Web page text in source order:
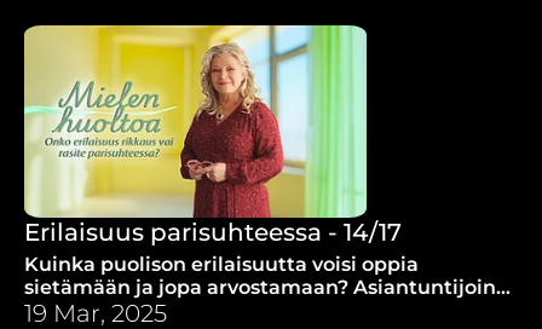
Erilaisuus parisuhteessa - 14/17
Kuinka puolison erilaisuutta voisi oppia
sietämään ja jopa arvostamaan? Asiantuntijoina
sielunhoitoterapeutit Sirkku ja Teuvo Timisjärvi.
19 Mar, 2025